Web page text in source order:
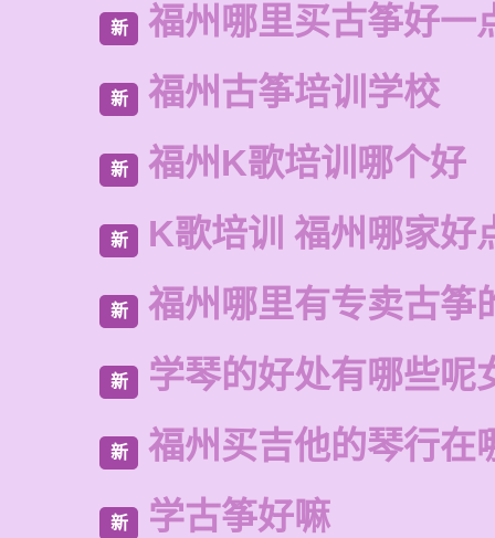
新 福州哪里买古筝好一
新 福州古筝培训学校
新 福州K歌培训哪个好
新 K歌培训 福州哪家好
新 福州哪里有专卖古筝
新 学琴的好处有哪些呢
新 福州买吉他的琴行在
新 学古筝好嘛